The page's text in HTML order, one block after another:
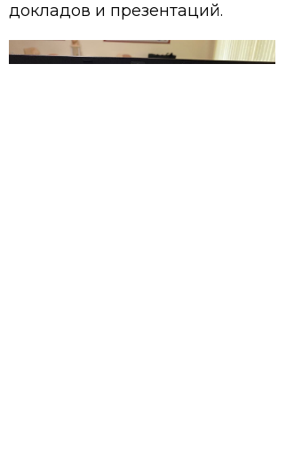
докладов и презентаций.